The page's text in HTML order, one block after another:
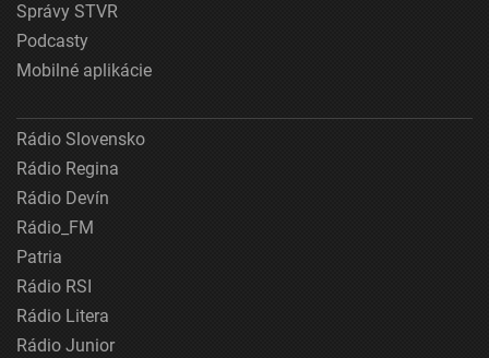
Správy STVR
Podcasty
Mobilné aplikácie
Rádio Slovensko
Rádio Regina
Rádio Devín
Rádio_FM
Patria
Rádio RSI
Rádio Litera
Rádio Junior